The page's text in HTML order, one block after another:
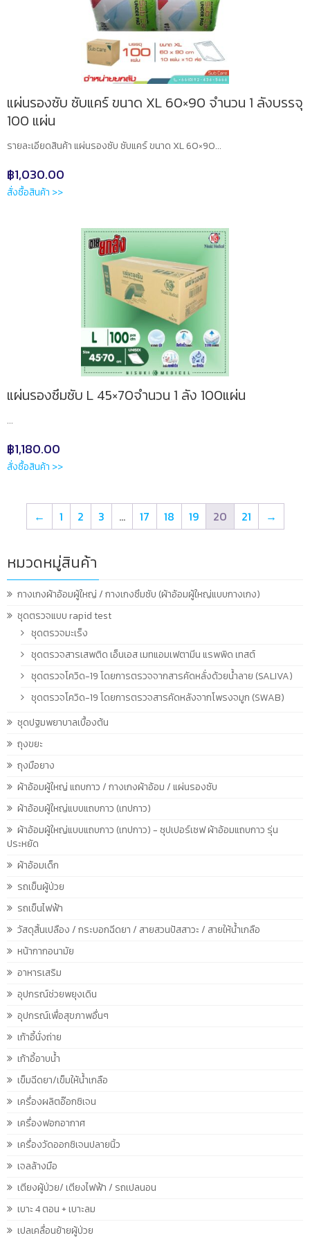
แผ่นรองซับ ซับแคร์ ขนาด XL 60×90 จำนวน 1 ลังบรรจุ
100 แผ่น
รายละเอียดสินค้า แผ่นรองซับ ซับแคร์ ขนาด XL 60×90...
฿1,030.00
สั่งซื้อสินค้า >>
แผ่นรองซึมซับ L 45×70จำนวน 1 ลัง 100แผ่น
...
฿1,180.00
สั่งซื้อสินค้า >>
← 1 2 3 … 17 18 19 20 21 →
หมวดหมู่สินค้า
กางเกงผ้าอ้อมผู้ใหญ่ / กางเกงซึมซับ (ผ้าอ้อมผู้ใหญ่แบบกางเกง)
ชุดตรวจแบบ rapid test
ชุดตรวจมะเร็ง
ชุดตรวจสารเสพติด เอ็นเอส เมทแอมเฟตามีน แรพพิด เทสต์
ชุดตรวจโควิด-19 โดยการตรวจจากสารคัดหลั่งด้วยน้ำลาย (SALIVA)
ชุดตรวจโควิด-19 โดยการตรวจสารคัดหลังจากโพรงจมูก (SWAB)
ชุดปฐมพยาบาลเบื้องต้น
ถุงขยะ
ถุงมือยาง
ผ้าอ้อมผู้ใหญ่ แถบกาว / กางเกงผ้าอ้อม / แผ่นรองซับ
ผ้าอ้อมผู้ใหญ่แบบแถบกาว (เทปกาว)
ผ้าอ้อมผู้ใหญ่แบบแถบกาว (เทปกาว) - ซุปเปอร์เซฟ ผ้าอ้อมแถบกาว รุ่น
ประหยัด
ผ้าอ้อมเด็ก
รถเข็นผู้ป่วย
รถเข็นไฟฟ้า
วัสดุสิ้นเปลือง / กระบอกฉีดยา / สายสวนปัสสาวะ / สายให้น้ำเกลือ
หน้ากากอนามัย
อาหารเสริม
อุปกรณ์ช่วยพยุงเดิน
อุปกรณ์เพื่อสุขภาพอื่นๆ
เก้าอี้นั่งถ่าย
เก้าอี้อาบน้ำ
เข็มฉีดยา/เข็มให้น้ำเกลือ
เครื่องผลิตอ๊อกซิเจน
เครื่องฟอกอากาศ
เครื่องวัดออกซิเจนปลายนิ้ว
เจลล้างมือ
เตียงผู้ป่วย/ เตียงไฟฟ้า / รถเปลนอน
เบาะ 4 ตอน + เบาะลม
เปลเคลื่อนย้ายผู้ป่วย